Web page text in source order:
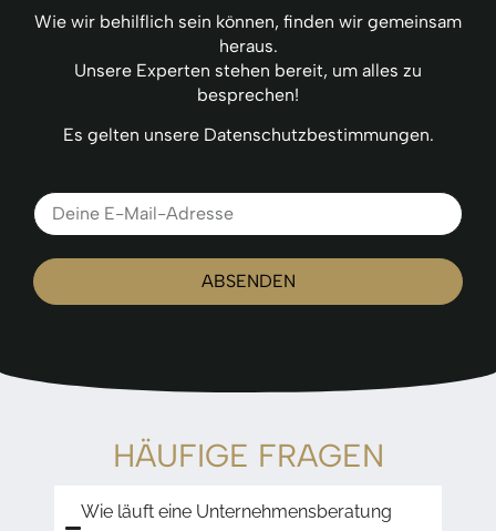
Wie wir behilflich sein können, finden wir gemeinsam
heraus.
Unsere Experten stehen bereit, um alles zu
besprechen!
Es gelten unsere Datenschutzbestimmungen.
ABSENDEN
HÄUFIGE FRAGEN
Wie läuft eine Unternehmensberatung